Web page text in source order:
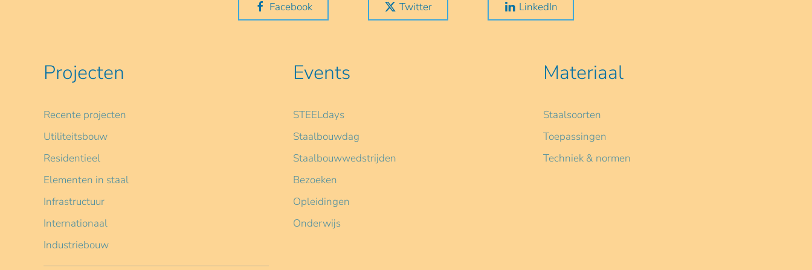
Facebook Twitter LinkedIn
Projecten
Recente projecten
Utiliteitsbouw
Residentieel
Elementen in staal
Infrastructuur
Internationaal
Industriebouw
Events
STEELdays
Staalbouwdag
Staalbouwwedstrijden
Bezoeken
Opleidingen
Onderwijs
Materiaal
Staalsoorten
Toepassingen
Techniek & normen